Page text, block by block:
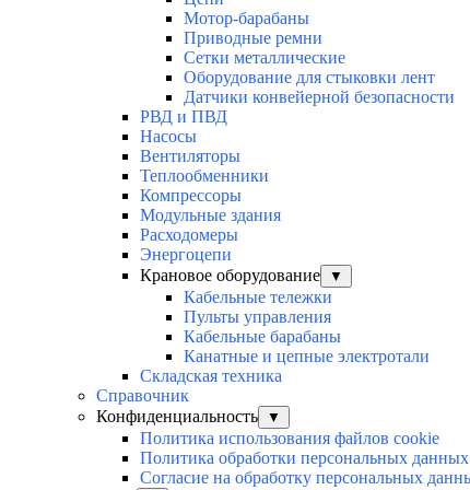
Мотор-барабаны
Приводные ремни
Сетки металлические
Оборудование для стыковки лент
Датчики конвейерной безопасности
РВД и ПВД
Насосы
Вентиляторы
Теплообменники
Компрессоры
Модульные здания
Расходомеры
Энергоцепи
Крановое оборудование
▼
Кабельные тележки
Пульты управления
Кабельные барабаны
Канатные и цепные электротали
Складская техника
Справочник
Конфиденциальность
▼
Политика использования файлов cookie
Политика обработки персональных данных
Согласие на обработку персональных